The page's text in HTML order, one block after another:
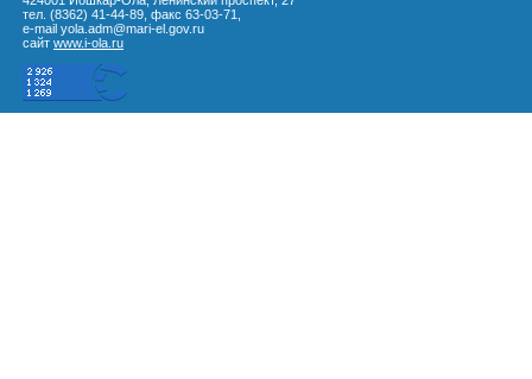
тел. (8362) 41-44-89, факс 63-03-71,
e-mail yola.adm@mari-el.gov.ru
сайт www.i-ola.ru